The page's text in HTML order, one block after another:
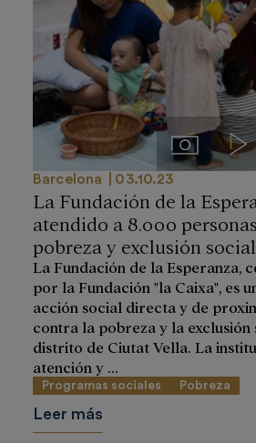
Imágenes
Barcelona 03.10.23
La Fundación de la
atendido a 8.000
pobreza y exclusión social
La Fundación de la Esperanza,
por la Fundación "la Caixa", es
acción social directa y de
contra la pobreza y la exclusión
distrito de Ciutat Vella. La
atención y ...
Programas sociales Pobreza
Leer más